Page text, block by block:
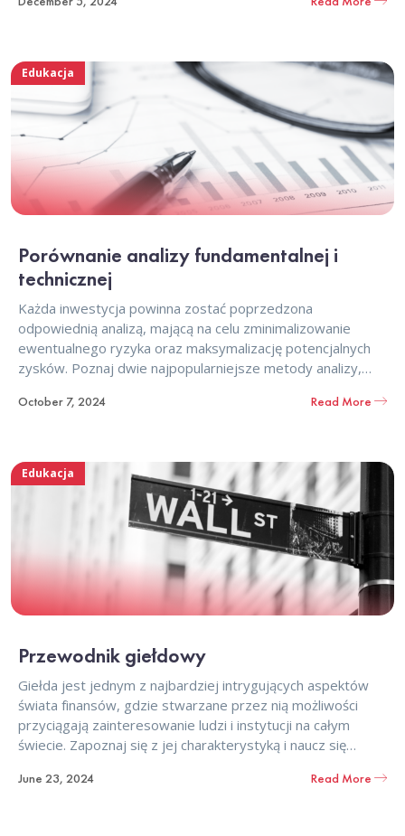
Poznaj zasady, które pom
Edukacja
Porównanie analizy fundamentalnej i
technicznej
Każda inwestycja powinna zostać poprzedzona
odpowiednią analizą, mającą na celu zminimalizowanie
ewentualnego ryzyka oraz maksymalizację potencjalnych
zysków. Poznaj dwie najpopularniejsze metody analizy,
przemyślanym oraz ułatwią wybór akt
October 7, 2024 Read More
Edukacja
Przewodnik giełdowy
Giełda jest jednym z najbardziej intrygujących aspektów
świata finansów, gdzie stwarzane przez nią możliwości
przyciągają zainteresowanie ludzi i instytucji na całym
świecie. Zapoznaj się z jej charakterystyką i naucz się
zaangażowany w operacje rynkowe
June 23, 2024 Read More